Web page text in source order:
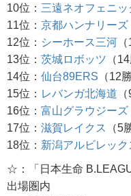
10位： 三遠ネオフェニッ
11位： 京都ハンナリーズ
12位： シーホース三河
13位： 茨城ロボッツ （
14位： 仙台89ERS （12
15位： レバンガ北海道
16位： 富山グラウジーズ
17位： 滋賀レイクス
（5
18位： 新潟アルビレック
☆：「日本生命
出場圏内